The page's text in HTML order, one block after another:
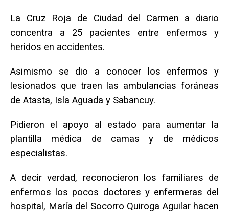
La Cruz Roja de Ciudad del Carmen a diario
concentra a 25 pacientes entre enfermos y
heridos en accidentes.
Asimismo se dio a conocer los enfermos y
lesionados que traen las ambulancias foráneas
de Atasta, Isla Aguada y Sabancuy.
Pidieron el apoyo al estado para aumentar la
plantilla médica de camas y de médicos
especialistas.
A decir verdad, reconocieron los familiares de
enfermos los pocos doctores y enfermeras del
hospital, María del Socorro Quiroga Aguilar hacen